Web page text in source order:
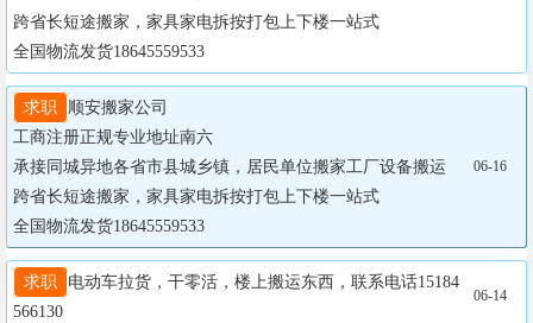
跨省长短途搬家，家具家电拆按打包上下楼一站式
全国物流发货18645559533
求职
顺安搬家公司
工商注册正规专业地址南六
承接同城异地各省市县城乡镇，居民单位搬家工厂设备搬运
跨省长短途搬家，家具家电拆按打包上下楼一站式
全国物流发货18645559533
06-16
求职
电动车拉货，干零活，楼上搬运东西，联系电话15184
566130
06-14